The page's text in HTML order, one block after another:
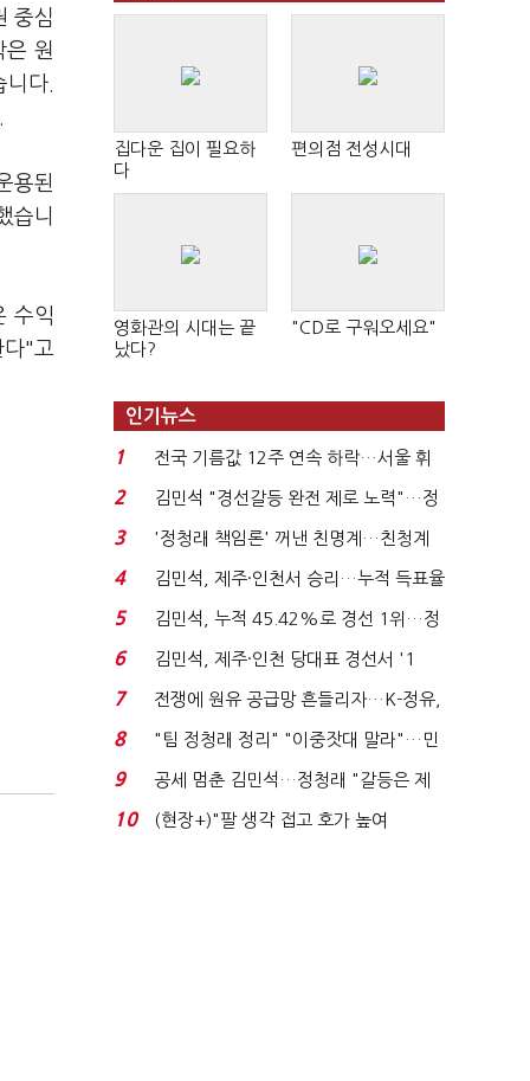
중심
은 원
다.
용된
습니
수익
다"고
집다운 집이 필요하
다
편의점 전성시대
영화관의 시대는 끝
났다?
"CD로 구워오세요"
인기뉴스
1
전국 기름값 12주 연속 하락…서울 휘
발윳값 1909원...
2
김민석 "경선갈등 완전 제로 노력"…정
청래 "반명 공세 사...
3
'정청래 책임론' 꺼낸 친명계…친청계
는 추가투표 때리기...
4
김민석, 제주·인천서 승리…누적 득표율
'1위 탈환'(종합)...
5
김민석, 누적 45.42%로 경선 1위…정
청래와 격차 0.86%p(...
6
김민석, 제주·인천 당대표 경선서 '1
위'(1보)...
7
전쟁에 원유 공급망 흔들리자…K-정유,
에너지안보 핵심...
8
"팀 정청래 정리" "이중잣대 말라"…민
주 최고위원 계파 다...
9
공세 멈춘 김민석…정청래 "갈등은 제
가 수습"
10
(현장+)"팔 생각 접고 호가 높여